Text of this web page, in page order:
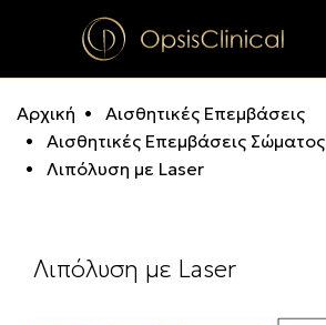
Αρχική
Αισθητικές Επεμβάσεις
Αισθητικές Επεμβάσεις Σώματος
Λιπόλυση με Laser
Λιπόλυση με Laser